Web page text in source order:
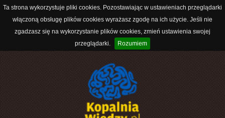
Ta strona wykorzystuje pliki cookies. Pozostawiając w ustawieniach przeglądarki
włączoną obsługę plików cookies wyrażasz zgodę na ich użycie. Jeśli nie
zgadzasz się na wykorzystanie plików cookies, zmień ustawienia swojej
przeglądarki.
Rozumiem